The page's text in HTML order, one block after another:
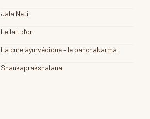
Jala Neti
Le lait d’or
La cure ayurvédique – le panchakarma
Shankaprakshalana